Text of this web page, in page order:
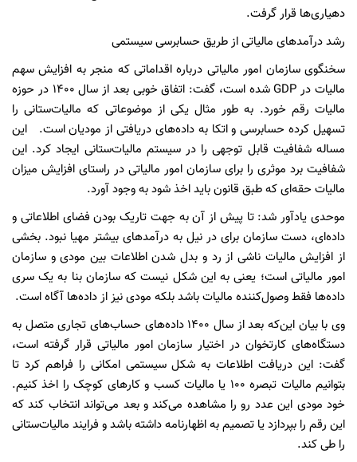
دهیاری‌ها قرار گرفت.
رشد درآمدهای مالیاتی از طریق حسابرسی سیستمی
سخنگوی سازمان امور مالیاتی درباره اقداماتی که منجر به افزایش سهم
مالیات در GDP شده است، گفت: اتفاق خوبی بعد از سال ۱۴۰۰ در حوزه
مالیات رقم خورد. به طور مثال یکی از موضوعاتی که مالیات‌ستانی را
تسهیل کرده حسابرسی و اتکا به داده‌های دریافتی از مودیان است. این
مساله شفافیت قابل توجهی را در سیستم مالیات‌ستانی ایجاد کرد. این
شفافیت برد موثری را برای سازمان امور مالیاتی در راستای افزایش میزان
مالیات حقه‌ای که طبق قانون باید اخذ شود به وجود آورد.
موحدی یادآور شد: تا پیش از آن به جهت تاریک بودن فضای اطلاعاتی و
داده‌ای، دست سازمان برای در نیل به درآمدهای بیشتر مهیا نبود. بخشی
از افزایش مالیات ناشی از رد و بدل شدن اطلاعات بین مودی و سازمان
امور مالیاتی است؛ یعنی به این شکل نیست که سازمان بنا به یک سری
داده‌ها فقط وصول‌کننده مالیات باشد بلکه مودی نیز از داده‌ها آگاه است.
وی با بیان این‌که بعد از سال ۱۴۰۰ داده‌های حساب‌های تجاری متصل به
دستگاه‌های کارتخوان در اختیار سازمان امور مالیاتی قرار گرفته است،
گفت: این دریافت اطلاعات به شکل سیستمی امکانی را فراهم کرد تا
بتوانیم مالیات تبصره ۱۰۰ یا مالیات کسب و کارهای کوچک را اخذ کنیم.
خود مودی این عدد رو را مشاهده می‌کند و بعد می‌تواند انتخاب کند که
این رقم را بپردازد یا تصمیم به اظهارنامه داشته باشد و فرایند مالیات‌ستانی
را طی کند.